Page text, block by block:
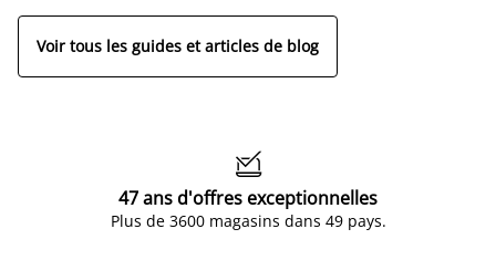
Voir tous les guides et articles de blog

47 ans d'offres exceptionnelles
Plus de 3600 magasins dans 49 pays.